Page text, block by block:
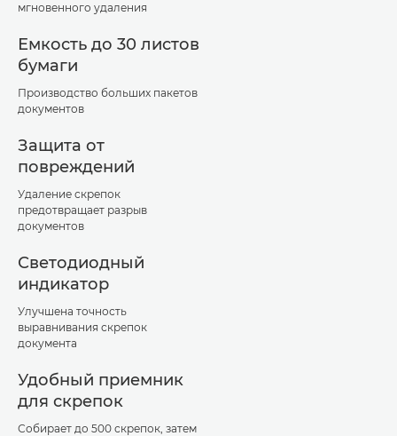
мгновенного удаления
Емкость до 30 листов
бумаги
Производство больших пакетов
документов
Защита от
повреждений
Удаление скрепок
предотвращает разрыв
документов
Светодиодный
индикатор
Улучшена точность
выравнивания скрепок
документа
Удобный приемник
для скрепок
Собирает до 500 скрепок, затем